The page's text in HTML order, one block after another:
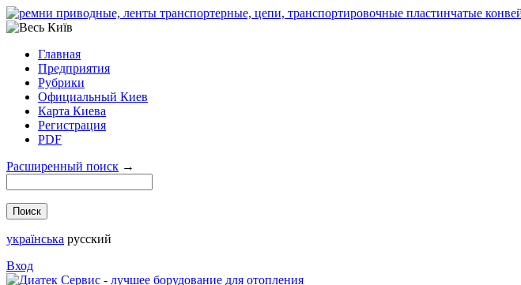
Главная
Предприятия
Рубрики
Официальный Киев
Карта Киева
Регистрация
PDF
Расширенный поиск →
українська русский
Вход